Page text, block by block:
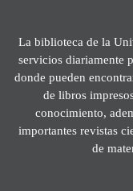
La biblioteca de la
servicios diariamente
donde pueden
de libros
conocimiento,
importantes revistas
de